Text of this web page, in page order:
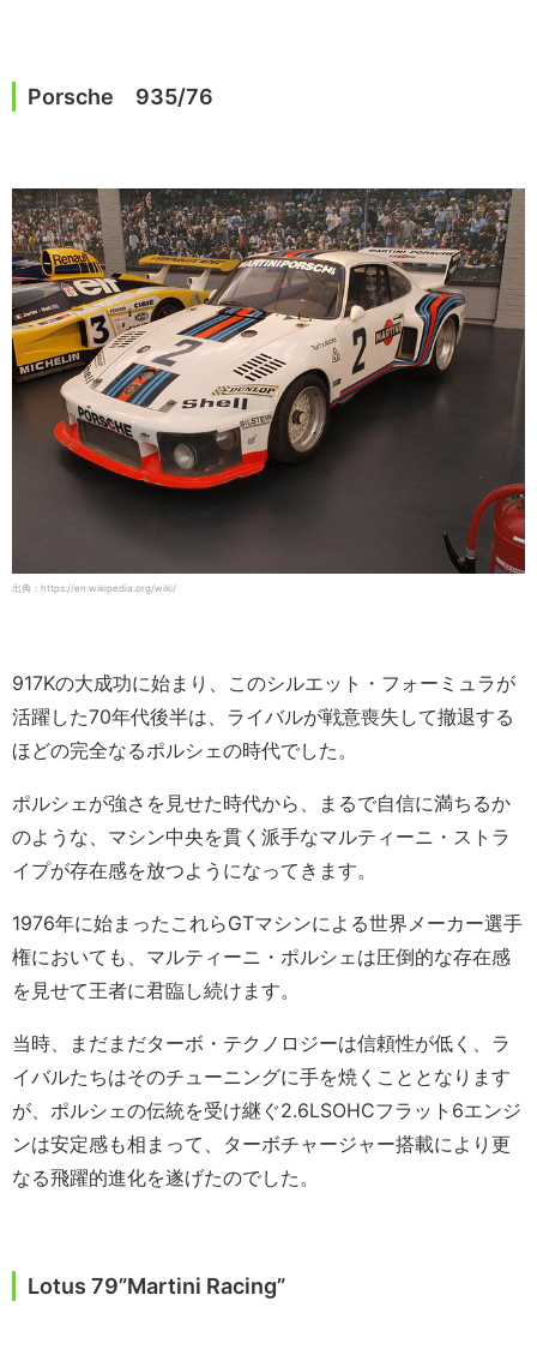
Porsche 935/76
出典：https://en.wikipedia.org/wiki/
917Kの大成功に始まり、このシルエット・フォーミュラが
活躍した70年代後半は、ライバルが戦意喪失して撤退する
ほどの完全なるポルシェの時代でした。
ポルシェが強さを見せた時代から、まるで自信に満ちるか
のような、マシン中央を貫く派手なマルティーニ・ストラ
イプが存在感を放つようになってきます。
1976年に始まったこれらGTマシンによる世界メーカー選手
権においても、マルティーニ・ポルシェは圧倒的な存在感
を見せて王者に君臨し続けます。
当時、まだまだターボ・テクノロジーは信頼性が低く、ラ
イバルたちはそのチューニングに手を焼くこととなります
が、ポルシェの伝統を受け継ぐ2.6LSOHCフラット6エンジ
ンは安定感も相まって、ターボチャージャー搭載により更
なる飛躍的進化を遂げたのでした。
Lotus 79”Martini Racing”